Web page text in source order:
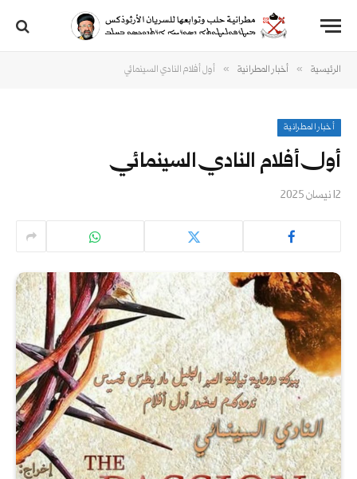
الرئيسية » أخبار المطرانية » أول أفلام النادي السينمائي
أخبار المطرانية
أول أفلام النادي السينمائي
12 نيسان 2025